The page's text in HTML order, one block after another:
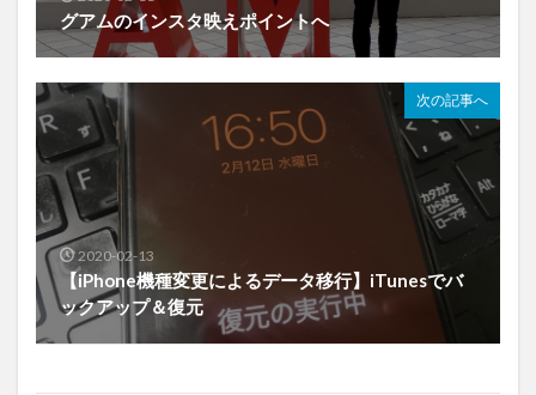
グアムのインスタ映えポイントへ
次の記事へ
2020-02-13
【iPhone機種変更によるデータ移行】iTunesでバ
ックアップ＆復元